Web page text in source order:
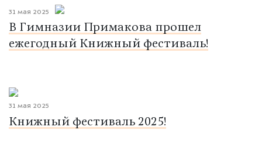
31 мая 2025
В Гимназии Примакова прошел
ежегодный Книжный фестиваль!
31 мая 2025
Книжный фестиваль 2025!